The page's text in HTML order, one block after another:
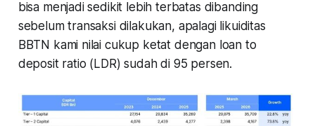
bisa menjadi sedikit lebih terbatas dibanding
sebelum transaksi dilakukan, apalagi likuiditas
BBTN kami nilai cukup ketat dengan loan to
deposit ratio (LDR) sudah di 95 persen.